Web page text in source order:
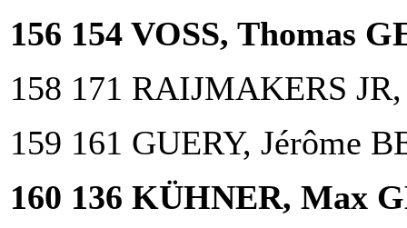
156 154 VOSS, Thomas
158 171 RAIJMAKERS
159 161 GUERY, Jérôme
160 136 KÜHNER, Max